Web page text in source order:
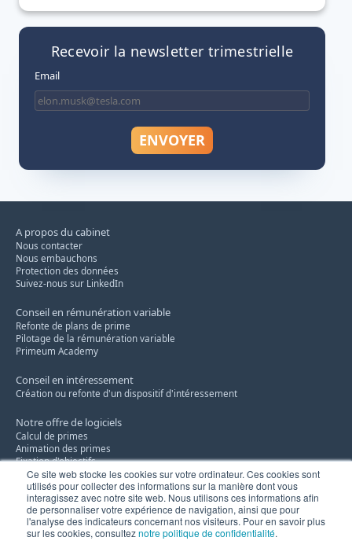
Ce site web stocke les cookies sur votre ordinateur. Ces cookies sont
utilisés pour collecter des informations sur la manière dont vous
interagissez avec notre site web. Nous utilisons ces informations afin
de personnaliser votre expérience de navigation, ainsi que pour
l'analyse des indicateurs concernant nos visiteurs. Pour en savoir plus
sur les cookies, consulteznotre politique de confidentialité.
Recevoir la newsletter trimestrielle
Email
A propos du cabinet
Nous contacter
Nous embauchons
Protection des données
Suivez-nous sur LinkedIn
Conseil en rémunération variable
Refonte de plans de prime
Pilotage de la rémunération variable
Primeum Academy
Conseil en intéressement
Création ou refonte d'un dispositif d'intéressement
Notre offre de logiciels
Calcul de primes
Animation des primes
Fixation d'objectifs
Conseil en remises commerciales
Notre savoir-faire
Innovation